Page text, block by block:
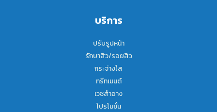
บริการ
ปรับรูปหน้า
รักษาสิว/รอยสิว
กระจ่างใส
ทรีทเมนต์
เวชสำอาง
โปรโมชั่น